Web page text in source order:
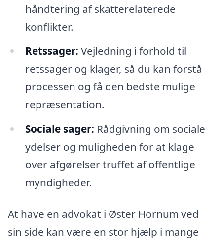
håndtering af skatterelaterede
konflikter.
Retssager: Vejledning i forhold til
retssager og klager, så du kan forstå
processen og få den bedste mulige
repræsentation.
Sociale sager: Rådgivning om sociale
ydelser og muligheden for at klage
over afgørelser truffet af offentlige
myndigheder.
At have en advokat i Øster Hornum ved
sin side kan være en stor hjælp i mange